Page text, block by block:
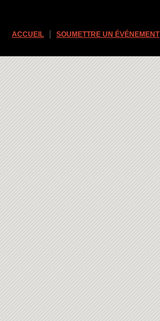
ACCUEIL SOUMETTRE UN ÉVÉNEMENT